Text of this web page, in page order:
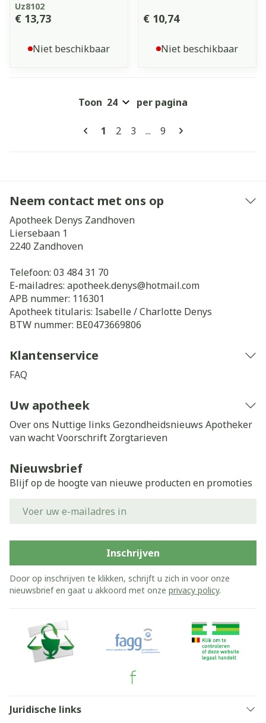
Uz8102
€ 13,73
Niet beschikbaar
€ 10,74
Niet beschikbaar
Pagina's
U lees momenteel pagina
1 Pagina
2 Pagina
3 ... Pagina
9
Toon per pagina
Neem contact met ons op
Apotheek Denys Zandhoven
Liersebaan 1
2240 Zandhoven
Telefoon: 03 484 31 70
E-mailadres: apotheek.denys@hotmail.com
APB nummer: 116301
Apotheek titularis: Isabelle / Charlotte Denys
BTW nummer: BE0473669806
Klantenservice
FAQ
Uw apotheek
Over ons Nuttige links Gezondheidsnieuws Apotheker
van wachtVoorschrift Zorgtarieven
Nieuwsbrief
Blijf op de hoogte van nieuwe producten en promoties
Inschrijven
Door op inschrijven te klikken, schrijft u zich in voor onze
nieuwsbrief en gaat u akkoord met onze privacy policy.
Juridische links